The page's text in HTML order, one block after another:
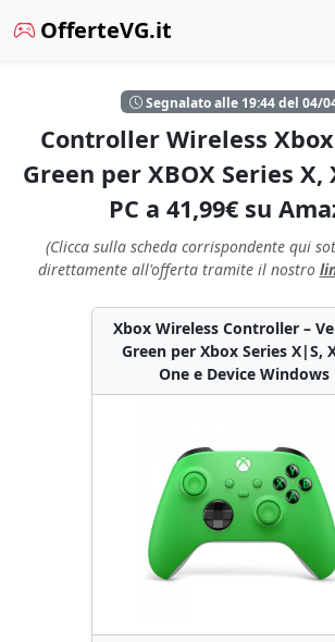
OfferteVG.it
Segnalato alle 19:44 del 04/
Controller Wireless
Green per XBOX Series X,
PC a 41,99€ su
(Clicca sulla scheda corrispondente qui
direttamente all'offerta tramite il nostro
Xbox Wireless Controller –
Green per Xbox Series X|S,
One e Device Windows